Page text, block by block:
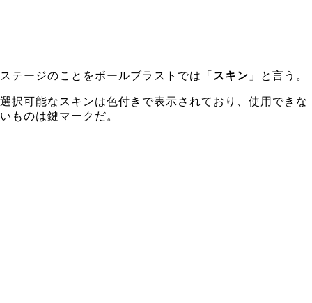
ステージのことをボールブラストでは「 スキン 」と言う。
選択可能なスキンは色付きで表示されており、使用できな
いものは鍵マークだ。